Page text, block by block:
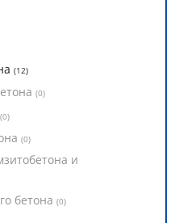
(12)
(0)
(0)
(0)
и
бетона (0)